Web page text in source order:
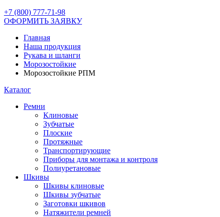
+7 (800) 777-71-98
ОФОРМИТЬ ЗАЯВКУ
Главная
Наша продукция
Рукава и шланги
Морозостойкие
Морозостойкие РПМ
Каталог
Ремни
Клиновые
Зубчатые
Плоские
Протяжные
Транспортирующие
Приборы для монтажа и контроля
Полиуретановые
Шкивы
Шкивы клиновые
Шкивы зубчатые
Заготовки шкивов
Натяжители ремней